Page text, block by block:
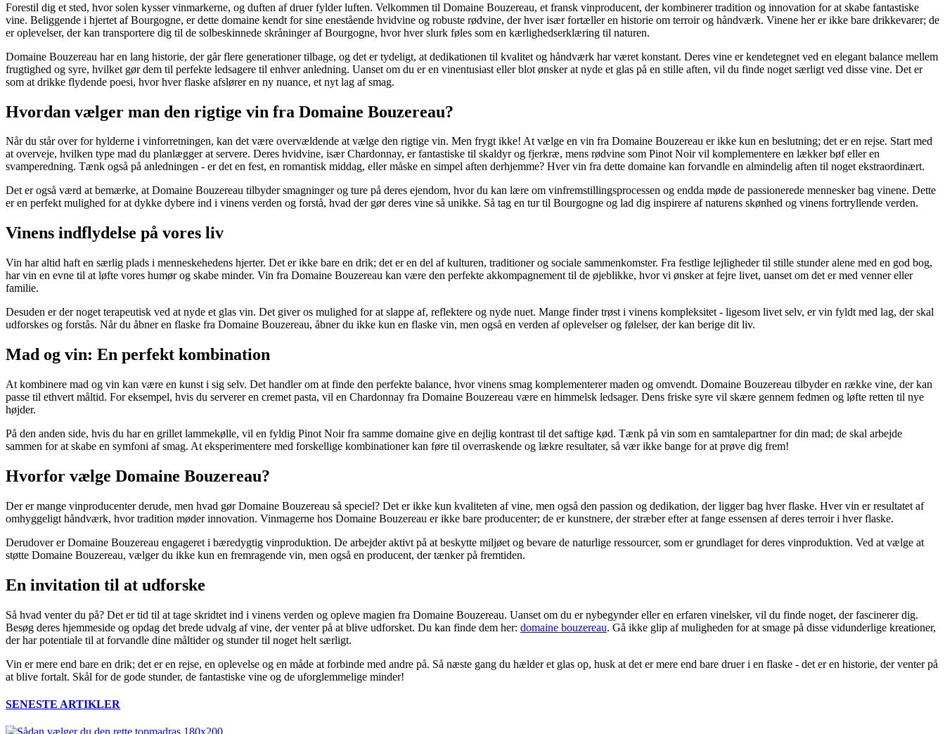
Forestil dig et sted, hvor solen kysser vinmarkerne, og duften af druer fylder luften. Velkommen til Domaine Bouzereau, et fransk vinproducent, der kombinerer tradition og innovation for at skabe fantastiske
vine. Beliggende i hjertet af Bourgogne, er dette domaine kendt for sine enestående hvidvine og robuste rødvine, der hver især fortæller en historie om terroir og håndværk. Vinene her er ikke bare drikkevarer; de
er oplevelser, der kan transportere dig til de solbeskinnede skråninger af Bourgogne, hvor hver slurk føles som en kærlighedserklæring til naturen.
Domaine Bouzereau har en lang historie, der går flere generationer tilbage, og det er tydeligt, at dedikationen til kvalitet og håndværk har været konstant. Deres vine er kendetegnet ved en elegant balance mellem
frugtighed og syre, hvilket gør dem til perfekte ledsagere til enhver anledning. Uanset om du er en vinentusiast eller blot ønsker at nyde et glas på en stille aften, vil du finde noget særligt ved disse vine. Det er
som at drikke flydende poesi, hvor hver flaske afslører en ny nuance, et nyt lag af smag.
Hvordan vælger man den rigtige vin fra Domaine Bouzereau?
Når du står over for hylderne i vinforretningen, kan det være overvældende at vælge den rigtige vin. Men frygt ikke! At vælge en vin fra Domaine Bouzereau er ikke kun en beslutning; det er en rejse. Start med
at overveje, hvilken type mad du planlægger at servere. Deres hvidvine, især Chardonnay, er fantastiske til skaldyr og fjerkræ, mens rødvine som Pinot Noir vil komplementere en lækker bøf eller en
svamperedning. Tænk også på anledningen - er det en fest, en romantisk middag, eller måske en simpel aften derhjemme? Hver vin fra dette domaine kan forvandle en almindelig aften til noget ekstraordinært.
Det er også værd at bemærke, at Domaine Bouzereau tilbyder smagninger og ture på deres ejendom, hvor du kan lære om vinfremstillingsprocessen og endda møde de passionerede mennesker bag vinene. Dette
er en perfekt mulighed for at dykke dybere ind i vinens verden og forstå, hvad der gør deres vine så unikke. Så tag en tur til Bourgogne og lad dig inspirere af naturens skønhed og vinens fortryllende verden.
Vinens indflydelse på vores liv
Vin har altid haft en særlig plads i menneskehedens hjerter. Det er ikke bare en drik; det er en del af kulturen, traditioner og sociale sammenkomster. Fra festlige lejligheder til stille stunder alene med en god bog,
har vin en evne til at løfte vores humør og skabe minder. Vin fra Domaine Bouzereau kan være den perfekte akkompagnement til de øjeblikke, hvor vi ønsker at fejre livet, uanset om det er med venner eller
familie.
Desuden er der noget terapeutisk ved at nyde et glas vin. Det giver os mulighed for at slappe af, reflektere og nyde nuet. Mange finder trøst i vinens kompleksitet - ligesom livet selv, er vin fyldt med lag, der skal
udforskes og forstås. Når du åbner en flaske fra Domaine Bouzereau, åbner du ikke kun en flaske vin, men også en verden af oplevelser og følelser, der kan berige dit liv.
Mad og vin: En perfekt kombination
At kombinere mad og vin kan være en kunst i sig selv. Det handler om at finde den perfekte balance, hvor vinens smag komplementerer maden og omvendt. Domaine Bouzereau tilbyder en række vine, der kan
passe til ethvert måltid. For eksempel, hvis du serverer en cremet pasta, vil en Chardonnay fra Domaine Bouzereau være en himmelsk ledsager. Dens friske syre vil skære gennem fedmen og løfte retten til nye
højder.
På den anden side, hvis du har en grillet lammekølle, vil en fyldig Pinot Noir fra samme domaine give en dejlig kontrast til det saftige kød. Tænk på vin som en samtalepartner for din mad; de skal arbejde
sammen for at skabe en symfoni af smag. At eksperimentere med forskellige kombinationer kan føre til overraskende og lækre resultater, så vær ikke bange for at prøve dig frem!
Hvorfor vælge Domaine Bouzereau?
Der er mange vinproducenter derude, men hvad gør Domaine Bouzereau så speciel? Det er ikke kun kvaliteten af vine, men også den passion og dedikation, der ligger bag hver flaske. Hver vin er resultatet af
omhyggeligt håndværk, hvor tradition møder innovation. Vinmagerne hos Domaine Bouzereau er ikke bare producenter; de er kunstnere, der stræber efter at fange essensen af deres terroir i hver flaske.
Derudover er Domaine Bouzereau engageret i bæredygtig vinproduktion. De arbejder aktivt på at beskytte miljøet og bevare de naturlige ressourcer, som er grundlaget for deres vinproduktion. Ved at vælge at
støtte Domaine Bouzereau, vælger du ikke kun en fremragende vin, men også en producent, der tænker på fremtiden.
En invitation til at udforske
Så hvad venter du på? Det er tid til at tage skridtet ind i vinens verden og opleve magien fra Domaine Bouzereau. Uanset om du er nybegynder eller en erfaren vinelsker, vil du finde noget, der fascinerer dig.
Besøg deres hjemmeside og opdag det brede udvalg af vine, der venter på at blive udforsket. Du kan finde dem her: domaine bouzereau. Gå ikke glip af muligheden for at smage på disse vidunderlige kreationer,
der har potentiale til at forvandle dine måltider og stunder til noget helt særligt.
Vin er mere end bare en drik; det er en rejse, en oplevelse og en måde at forbinde med andre på. Så næste gang du hælder et glas op, husk at det er mere end bare druer i en flaske - det er en historie, der venter på
at blive fortalt. Skål for de gode stunder, de fantastiske vine og de uforglemmelige minder!
SENESTE ARTIKLER